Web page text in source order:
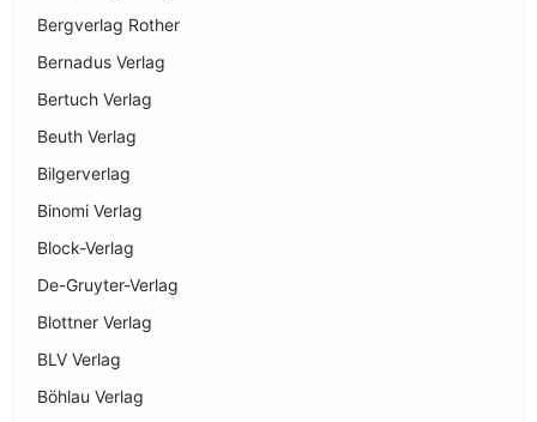
Bergverlag Rother
Bernadus Verlag
Bertuch Verlag
Beuth Verlag
Bilgerverlag
Binomi Verlag
Block-Verlag
De-Gruyter-Verlag
Blottner Verlag
BLV Verlag
Böhlau Verlag